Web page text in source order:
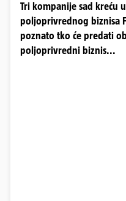
Tri kompanije sad kreću
poljoprivrednog biznisa
poznato tko će predati
poljoprivredni biznis...